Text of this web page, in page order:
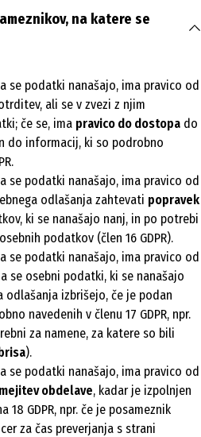
na katere se
se podatki nanašajo, ima pravico od
ali se v zvezi z njim
če se, ima pravico do dostopa do
do informacij, ki so podrobno
se podatki nanašajo, ima pravico od
odlašanja zahtevati popravek
ki se nanašajo nanj, in po potrebi
podatkov (člen 16 GDPR).
se podatki nanašajo, ima pravico od
se osebni podatki, ki se nanašajo
odlašanja izbrišejo, če je podan
navedenih v členu 17 GDPR, npr.
za namene, za katere so bili
).
se podatki nanašajo, ima pravico od
obdelave, kadar je izpolnjen
18 GDPR, npr. če je posameznik
za čas preverjanja s strani